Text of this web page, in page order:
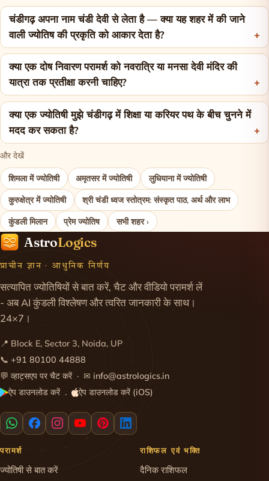
चंडीगढ़ अपना नाम चंडी देवी से लेता है — क्या यह शहर में की जाने
वाली ज्योतिष की प्रकृति को आकार देता है?
क्या एक दोष निवारण परामर्श को नवरात्रि या मनसा देवी मंदिर की
यात्रा तक प्रतीक्षा करनी चाहिए?
क्या एक ज्योतिषी मुझे चंडीगढ़ में शिक्षा या करियर पथ के बीच चुनने में
मदद कर सकता है?
और देखें
शिमला में ज्योतिषी अमृतसर में ज्योतिषी लुधियाना में ज्योतिषी
कुरुक्षेत्र में ज्योतिषी श्री चंडी ध्वज स्तोत्रम: संस्कृत पाठ, अर्थ और लाभ
कुंडली मिलान प्रेम ज्योतिष सभी शहर ›
AstroLogics
प्राचीन ज्ञान · आधुनिक निर्णय
सत्यापित ज्योतिषियों से बात करें, चैट और वीडियो परामर्श लें
- अब AI कुंडली विश्लेषण और त्वरित जानकारी के साथ।
24×7।
📍 Block E, Sector 3, Noida, UP
📞 +91 80100 44888
💬 व्हाट्सएप पर चैट करें · ✉ info@astrologics.in
ऐप डाउनलोड करें· ऐप डाउनलोड करें (iOS)
परामर्श
ज्योतिषी से बात करें
राशिफल एवं भक्ति
दैनिक राशिफल